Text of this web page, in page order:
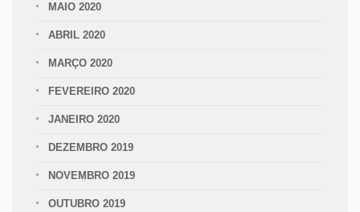
MAIO 2020
ABRIL 2020
MARÇO 2020
FEVEREIRO 2020
JANEIRO 2020
DEZEMBRO 2019
NOVEMBRO 2019
OUTUBRO 2019